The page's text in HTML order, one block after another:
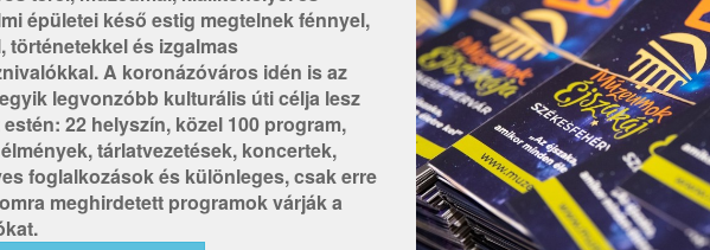
épületei késő estig megtelnek fénnyel,
történetekkel és izgalmas
A koronázóváros idén is az
legvonzóbb kulturális úti célja lesz
estén: 22 helyszín, közel 100 program,
tárlatvezetések, koncertek,
foglalkozások és különleges, csak erre
meghirdetett programok várják a